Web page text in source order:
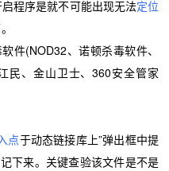
程序是就不可能出现无法定位
(NOD32、诺顿杀毒软件、
民、金山卫士、360安全管家
点于动态链接库上”弹出框中提
下来。关键查验该文件是不是